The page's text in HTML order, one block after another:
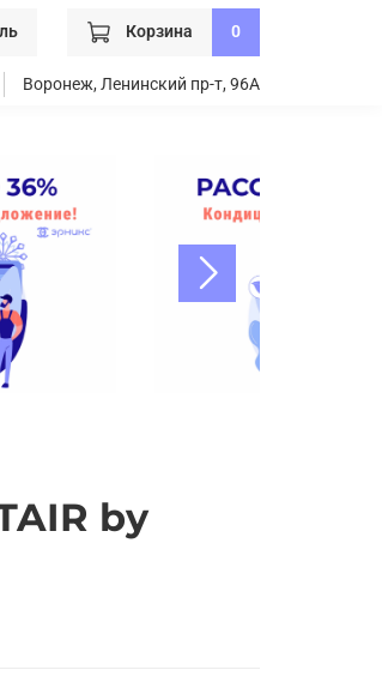
Корзина 0
Воронеж, Ленинский пр-т, 96А
by